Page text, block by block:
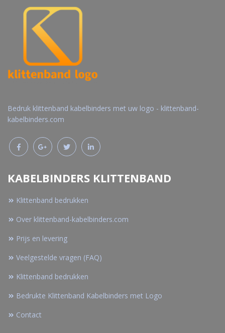
Bedruk klittenband kabelbinders met uw logo - klittenband-
kabelbinders.com
KABELBINDERS KLITTENBAND
Klittenband bedrukken
Over klittenband-kabelbinders.com
Prijs en levering
Veelgestelde vragen (FAQ)
Klittenband bedrukken
Bedrukte Klittenband Kabelbinders met Logo
Contact